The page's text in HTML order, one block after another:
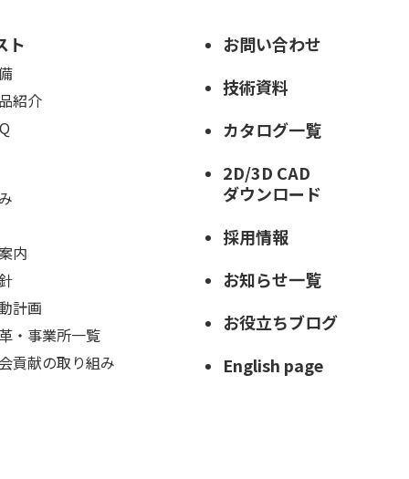
ト
紹介
内
計画
・事業所一覧
貢献の取り組み
お問い合わせ
技術資料
カタログ一覧
2D/3D CAD
ダウンロード
採用情報
お知らせ一覧
お役立ちブログ
English page